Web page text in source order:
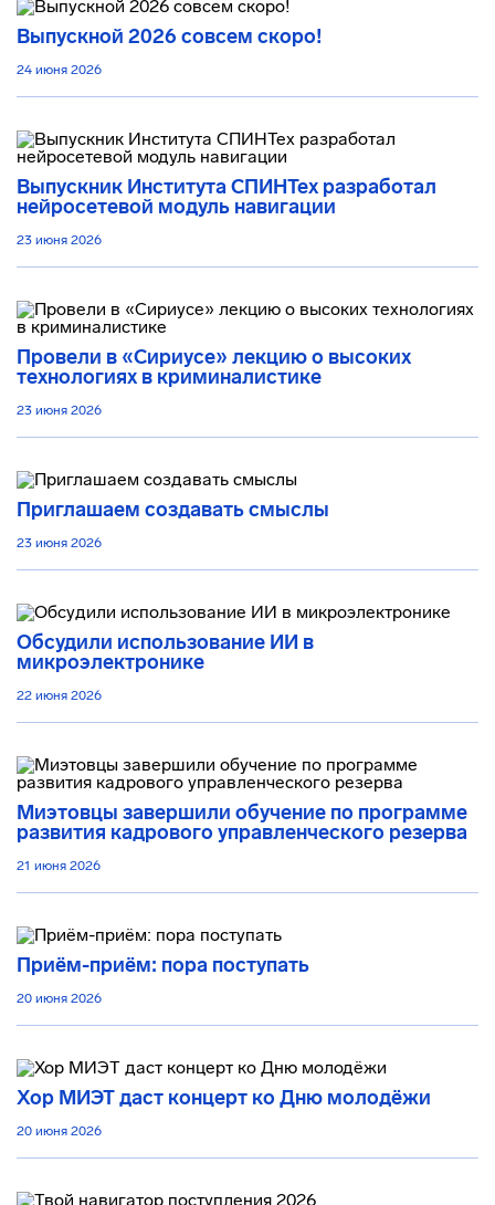
Выпускной 2026 совсем скоро!
24 июня 2026
Выпускник Института СПИНТех разработал
нейросетевой модуль навигации
23 июня 2026
Провели в «Сириусе» лекцию о высоких
технологиях в криминалистике
23 июня 2026
Приглашаем создавать смыслы
23 июня 2026
Обсудили использование ИИ в
микроэлектронике
22 июня 2026
Миэтовцы завершили обучение по программе
развития кадрового управленческого резерва
21 июня 2026
Приём-приём: пора поступать
20 июня 2026
Хор МИЭТ даст концерт ко Дню молодёжи
20 июня 2026